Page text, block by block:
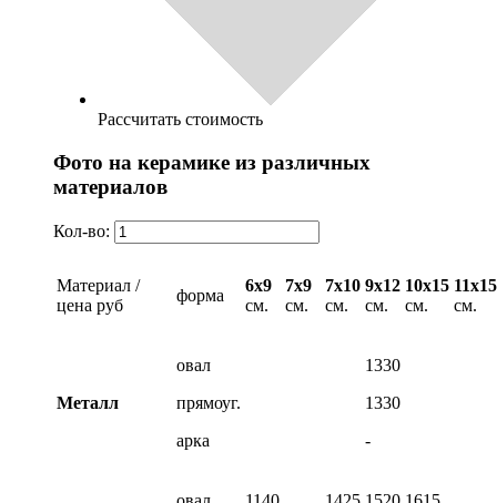
Рассчитать стоимость
Фото на керамике из различных
материалов
Кол-во:
Материал /
цена руб
форма
6х9
см.
7х9
см.
7х10
см.
9х12
см.
10х15
см.
11х15
см.
Металл
овал
прямоуг.
арка
1330
1330
-